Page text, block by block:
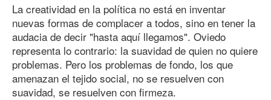
La creatividad en la política no está en inventar
nuevas formas de complacer a todos, sino en tener la
audacia de decir "hasta aquí llegamos". Oviedo
representa lo contrario: la suavidad de quien no quiere
problemas. Pero los problemas de fondo, los que
amenazan el tejido social, no se resuelven con
suavidad, se resuelven con firmeza.